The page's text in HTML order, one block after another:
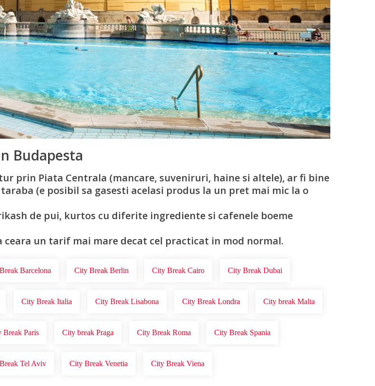
Budapesta
prin Piata Centrala (mancare, suveniruri, haine si altele), ar fi bine
(e posibil sa gasesti acelasi produs la un pret mai mic la o
de pui, kurtos cu diferite ingrediente si cafenele boeme
un tarif mai mare decat cel practicat in mod normal.
Barcelona City Break Berlin City Break Cairo City Break Dubai
City Break Italia City Break Lisabona City Break Londra City break Malta
Break Paris City break Praga City Break Roma City Break Spania
Tel Aviv City Break Venetia City Break Viena